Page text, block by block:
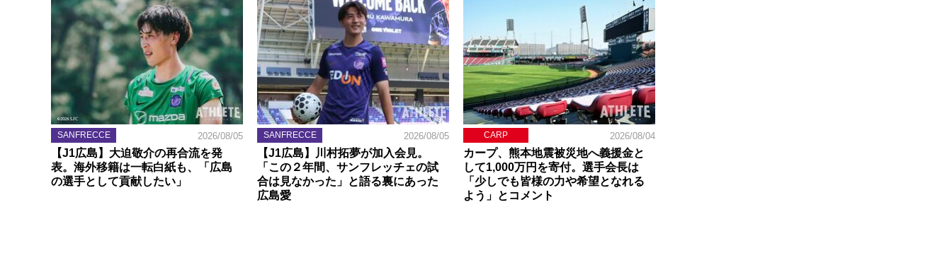
SANFRECCE 2026/08/05
【J1広島】大迫敬介の再合流を発
表。海外移籍は一転白紙も、「広島
の選手として貢献したい」
SANFRECCE 2026/08/05
【J1広島】川村拓夢が加入会見。
「この２年間、サンフレッチェの試
合は見なかった」と語る裏にあった
広島愛
CARP 2026/08/04
カープ、熊本地震被災地へ義援金と
して1,000万円を寄付。選手会長は
「少しでも皆様の力や希望となれる
よう」とコメント